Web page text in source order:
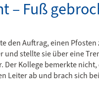
– Fuß
den Auftrag, einen
stellte sie über eine
Der Kollege bemerkte
Leiter ab und brach sich